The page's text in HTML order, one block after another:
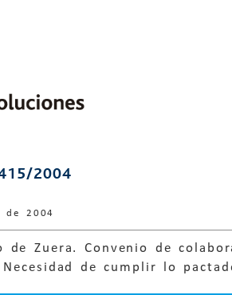
2004
de 2004
de Zuera. Convenio de
Necesidad de cumplir lo